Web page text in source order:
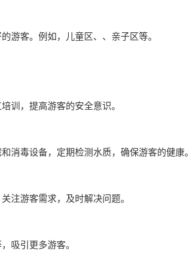
游客。例如，儿童区、、亲子区等。
训，提高游客的安全意识。
消毒设备，定期检测水质，确保游客的健康。
注游客需求，及时解决问题。
吸引更多游客。